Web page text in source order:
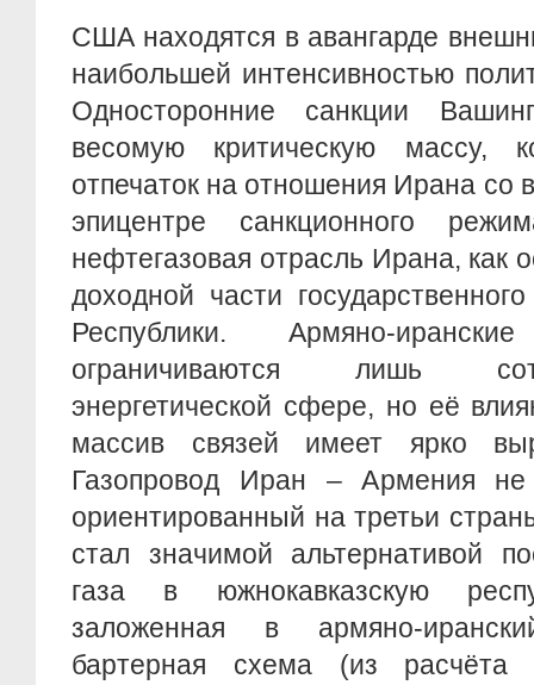
США находятся в авангарде
наибольшей интенсивностью
Односторонние санкции
весомую критическую массу,
отпечаток на отношения Ирана со
эпицентре санкционного
нефтегазовая отрасль Ирана, как
доходной части
Республики. Армяно-
ограничиваются лишь
энергетической сфере, но её
массив связей имеет ярко
Газопровод Иран – Армения не
ориентированный на третьи
стал значимой альтернативой
газа в южнокавказскую
заложенная в армяно-
бартерная схема (из расчёта